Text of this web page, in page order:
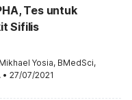
Tes untuk
Sifilis
Yosia, BMedSci,
• 27/07/2021